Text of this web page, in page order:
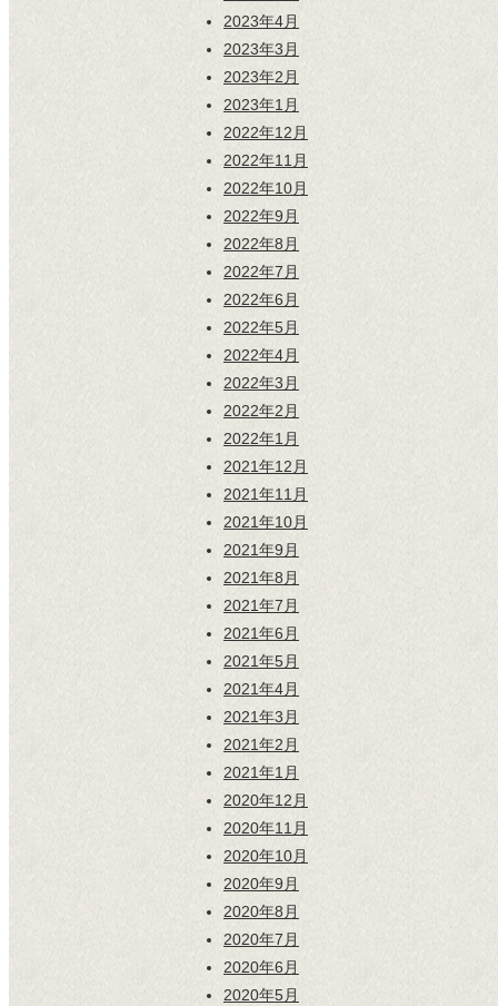
2023年4月
2023年3月
2023年2月
2023年1月
2022年12月
2022年11月
2022年10月
2022年9月
2022年8月
2022年7月
2022年6月
2022年5月
2022年4月
2022年3月
2022年2月
2022年1月
2021年12月
2021年11月
2021年10月
2021年9月
2021年8月
2021年7月
2021年6月
2021年5月
2021年4月
2021年3月
2021年2月
2021年1月
2020年12月
2020年11月
2020年10月
2020年9月
2020年8月
2020年7月
2020年6月
2020年5月